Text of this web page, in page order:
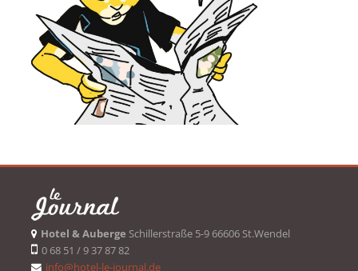
Hotel & Auberge Schillerstraße 5-9 66606 St.Wendel
0 68 51 / 9 37 87 82
info@hotel-le-journal.de